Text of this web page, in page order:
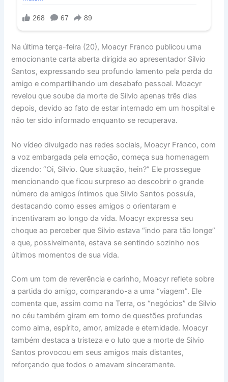
Na última terça-feira (20), Moacyr Franco publicou uma
emocionante carta aberta dirigida ao apresentador Silvio
Santos, expressando seu profundo lamento pela perda do
amigo e compartilhando um desabafo pessoal. Moacyr
revelou que soube da morte de Silvio apenas três dias
depois, devido ao fato de estar internado em um hospital e
não ter sido informado enquanto se recuperava.
No vídeo divulgado nas redes sociais, Moacyr Franco, com
a voz embargada pela emoção, começa sua homenagem
dizendo: “Oi, Silvio. Que situação, hein?” Ele prossegue
mencionando que ficou surpreso ao descobrir o grande
número de amigos íntimos que Silvio Santos possuía,
destacando como esses amigos o orientaram e
incentivaram ao longo da vida. Moacyr expressa seu
choque ao perceber que Silvio estava “indo para tão longe”
e que, possivelmente, estava se sentindo sozinho nos
últimos momentos de sua vida.
Com um tom de reverência e carinho, Moacyr reflete sobre
a partida do amigo, comparando-a a uma “viagem”. Ele
comenta que, assim como na Terra, os “negócios” de Silvio
no céu também giram em torno de questões profundas
como alma, espírito, amor, amizade e eternidade. Moacyr
também destaca a tristeza e o luto que a morte de Silvio
Santos provocou em seus amigos mais distantes,
reforçando que todos o amavam sinceramente.